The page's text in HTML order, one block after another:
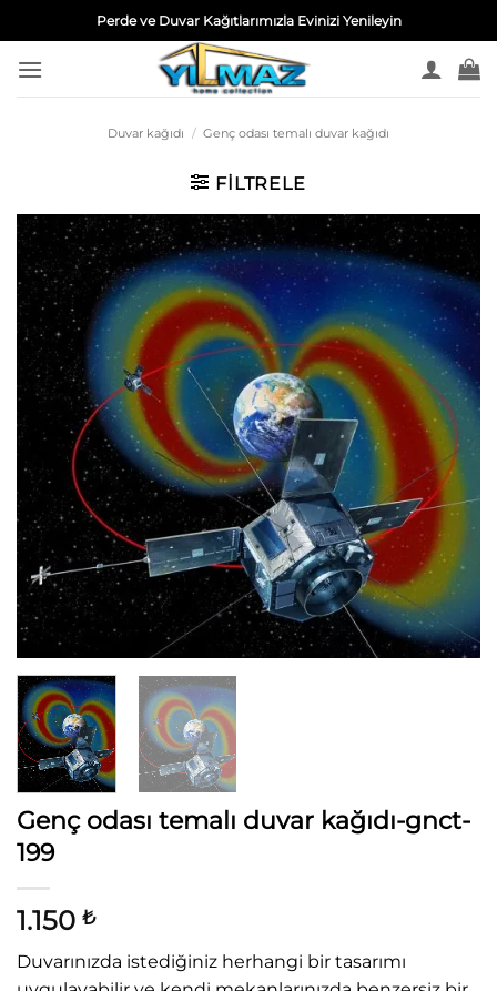
atla
Perde ve Duvar Kağıtlarımızla Evinizi Yenileyin
Duvar kağıdı / Genç odası temalı duvar kağıdı
FILTRELE
Genç odası temalı duvar kağıdı-gnct-
199
1.150 ₺
Duvarınızda istediğiniz herhangi bir tasarımı